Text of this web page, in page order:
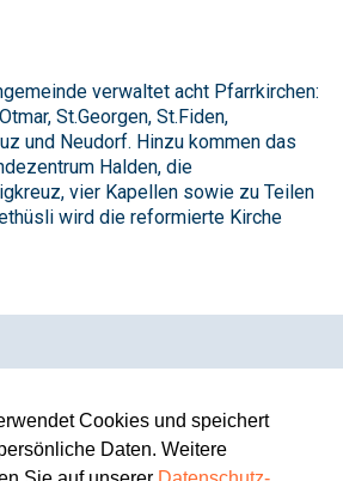
Cookies und speichert
Daten. Weitere
verwaltet acht Pfarrkirchen:
St.Georgen, St.Fiden,
und Neudorf. Hinzu kommen das
Halden, die
vier Kapellen sowie zu Teilen
wird die reformierte Kirche